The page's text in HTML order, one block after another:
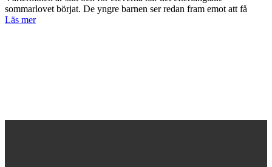
sommarlovet börjat. De yngre barnen ser redan fram emot att få
Läs mer